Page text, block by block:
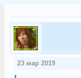
23 мар 2019